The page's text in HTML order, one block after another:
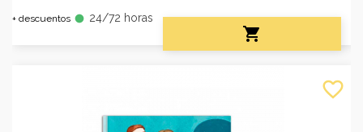
+ descuentos fiber_manual_record 24/72 horas

favorite_border